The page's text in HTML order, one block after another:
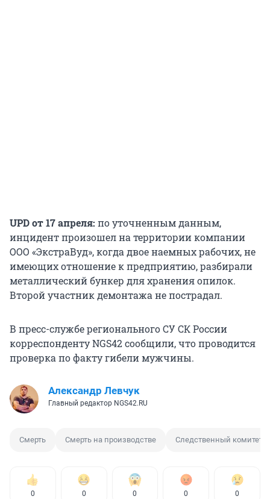
UPD от 17 апреля: по уточненным данным,
инцидент произошел на территории компании
ООО «ЭкстраВуд», когда двое наемных рабочих, не
имеющих отношение к предприятию, разбирали
металлический бункер для хранения опилок.
Второй участник демонтажа не пострадал.
В пресс-службе регионального СУ СК России
корреспонденту NGS42 сообщили, что проводится
проверка по факту гибели мужчины.
Александр Левчук
Главный редактор NGS42.RU
Смерть Смерть на производстве Следственный комитет
0 0 0 0 0